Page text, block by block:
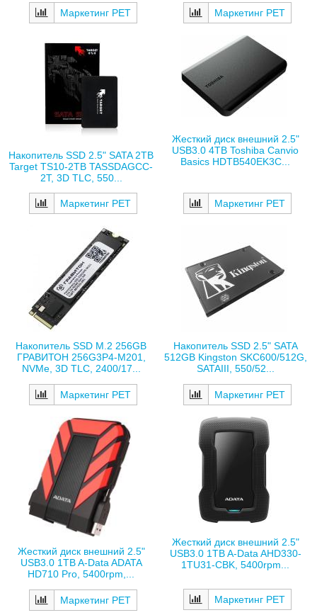
Маркетинг РЕТ Маркетинг РЕТ
Накопитель SSD 2.5" SATA 2TB
Target TS10-2TB TASSDAGCC-
2T, 3D TLC, 550...
Маркетинг РЕТ
Жесткий диск внешний 2.5"
USB3.0 4TB Toshiba Canvio
Basics HDTB540EK3C...
Маркетинг РЕТ
Накопитель SSD M.2 256GB
ГРАВИТОН 256G3P4-M201,
NVMe, 3D TLC, 2400/17...
Маркетинг РЕТ
Накопитель SSD 2.5" SATA
512GB Kingston SKC600/512G,
SATAIII, 550/52...
Маркетинг РЕТ
Жесткий диск внешний 2.5"
USB3.0 1TB A-Data ADATA
HD710 Pro, 5400rpm,...
Маркетинг РЕТ
Жесткий диск внешний 2.5"
USB3.0 1TB A-Data AHD330-
1TU31-CBK, 5400rpm...
Маркетинг РЕТ